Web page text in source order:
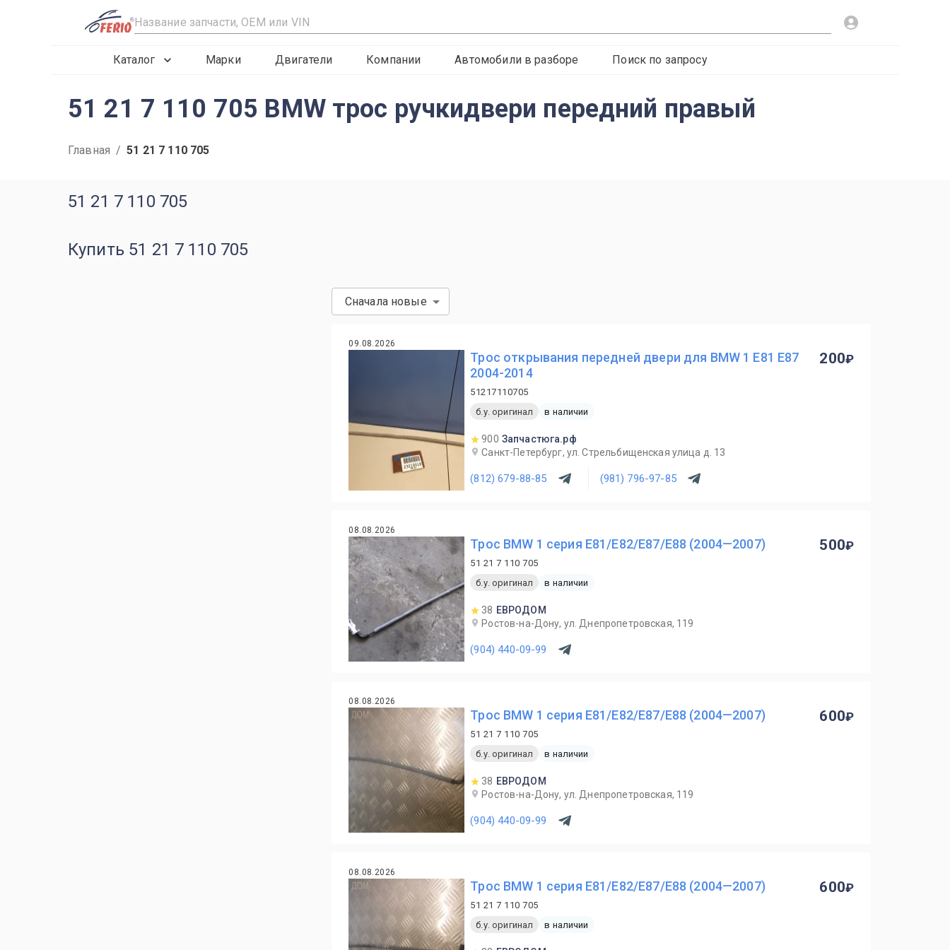
R
Каталог Марки Двигатели Компании Автомобили в разборе Поиск по запросу
51 21 7 110 705 BMW трос ручкидвери передний правый
Главная / 51 21 7 110 705
51 21 7 110 705
Купить 51 21 7 110 705
Сначала новые
09.08.2026
Трос открывания передней двери для BMW 1 E81 E87
2004-2014
51217110705
б.у. оригинал
в наличии
900 Запчастюга.рф
Санкт-Петербург, ул. Стрельбищенская улица д. 13
(812) 679-88-85 (981) 796-97-85
200
08.08.2026
Трос BMW 1 серия E81/E82/E87/E88 (2004—2007)
51 21 7 110 705
б.у. оригинал
в наличии
38 ЕВРОДОМ
Ростов-на-Дону, ул. Днепропетровская, 119
(904) 440-09-99
500
08.08.2026
Трос BMW 1 серия E81/E82/E87/E88 (2004—2007)
51 21 7 110 705
б.у. оригинал
в наличии
38 ЕВРОДОМ
Ростов-на-Дону, ул. Днепропетровская, 119
(904) 440-09-99
600
08.08.2026
Трос BMW 1 серия E81/E82/E87/E88 (2004—2007)
51 21 7 110 705
б.у. оригинал
в наличии
600